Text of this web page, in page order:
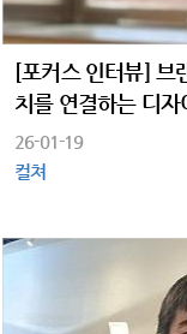
[포커스 인터뷰] 브
치를 연결하는 디자
헌의 경계에서 ‘디자
26-01-19
컬쳐